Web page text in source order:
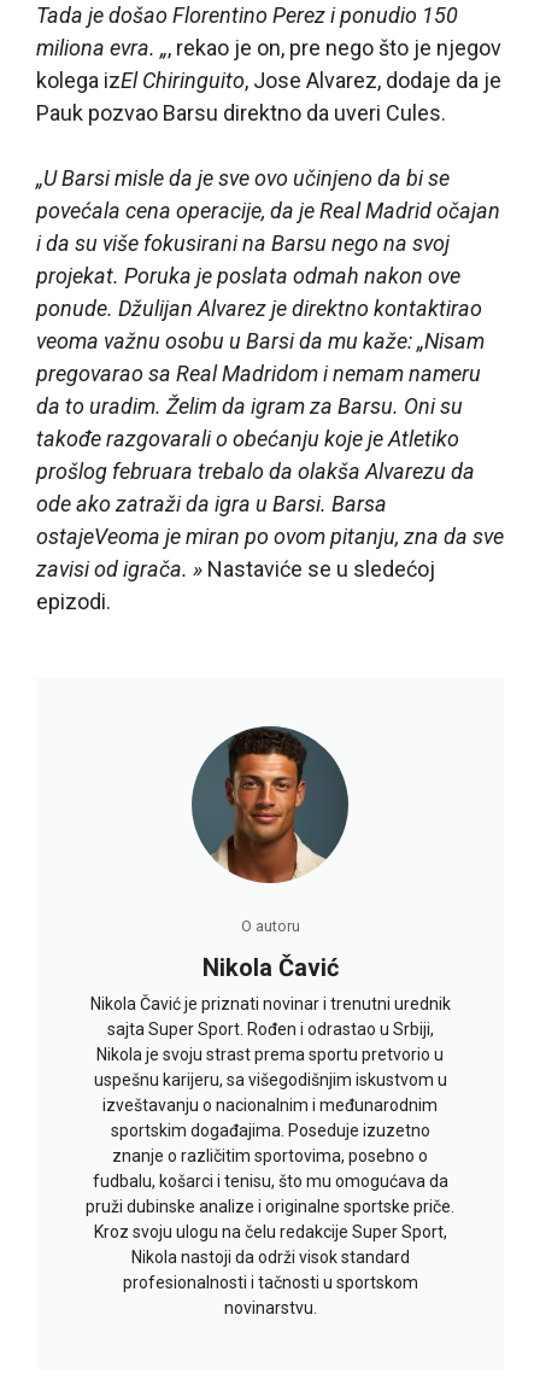
Tada je došao Florentino Perez i ponudio 150
miliona evra. „, rekao je on, pre nego što je njegov
kolega izEl Chiringuito, Jose Alvarez, dodaje da je
Pauk pozvao Barsu direktno da uveri Cules.
„U Barsi misle da je sve ovo učinjeno da bi se
povećala cena operacije, da je Real Madrid očajan
i da su više fokusirani na Barsu nego na svoj
projekat. Poruka je poslata odmah nakon ove
ponude. Džulijan Alvarez je direktno kontaktirao
veoma važnu osobu u Barsi da mu kaže: „Nisam
pregovarao sa Real Madridom i nemam nameru
da to uradim. Želim da igram za Barsu. Oni su
takođe razgovarali o obećanju koje je Atletiko
prošlog februara trebalo da olakša Alvarezu da
ode ako zatraži da igra u Barsi. Barsa
ostajeVeoma je miran po ovom pitanju, zna da sve
zavisi od igrača. » Nastaviće se u sledećoj
epizodi.
O autoru
Nikola Čavić
Nikola Čavić je priznati novinar i trenutni urednik
sajta Super Sport. Rođen i odrastao u Srbiji,
Nikola je svoju strast prema sportu pretvorio u
uspešnu karijeru, sa višegodišnjim iskustvom u
izveštavanju o nacionalnim i međunarodnim
sportskim događajima. Poseduje izuzetno
znanje o različitim sportovima, posebno o
fudbalu, košarci i tenisu, što mu omogućava da
pruži dubinske analize i originalne sportske priče.
Kroz svoju ulogu na čelu redakcije Super Sport,
Nikola nastoji da održi visok standard
profesionalnosti i tačnosti u sportskom
novinarstvu.